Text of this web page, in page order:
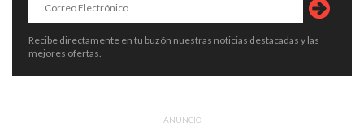
Recibe directamente en tu buzón nuestras noticias destacadas y las
mejores ofertas.
ANUNCIO